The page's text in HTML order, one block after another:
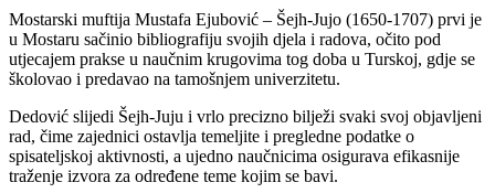
Mostarski muftija Mustafa Ejubović – Šejh-Jujo (1650-1707) prvi je
u Mostaru sačinio bibliografiju svojih djela i radova, očito pod
utjecajem prakse u naučnim krugovima tog doba u Turskoj, gdje se
školovao i predavao na tamošnjem univerzitetu.
Dedović slijedi Šejh-Juju i vrlo precizno bilježi svaki svoj objavljeni
rad, čime zajednici ostavlja temeljite i pregledne podatke o
spisateljskoj aktivnosti, a ujedno naučnicima osigurava efikasnije
traženje izvora za određene teme kojim se bavi.